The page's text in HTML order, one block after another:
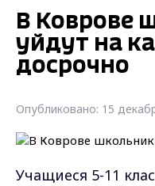
В Коврове
уйдут на
досрочно
Опубликовано: 15
Учащиеся 5-11